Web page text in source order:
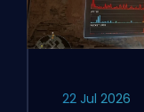
22 Jul 2026